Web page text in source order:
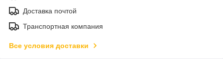
Доставка почтой
Транспортная компания
Все условия доставки